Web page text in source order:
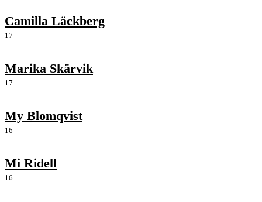
Camilla Läckberg
17
Marika Skärvik
17
My Blomqvist
16
Mi Ridell
16